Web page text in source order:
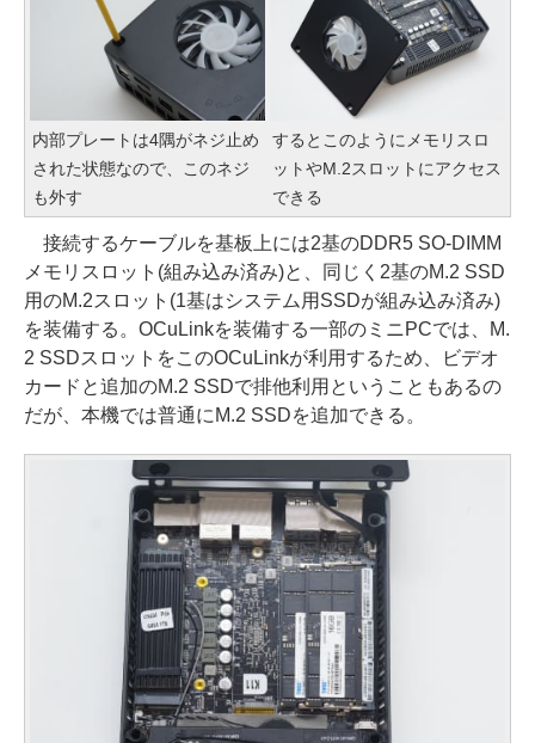
内部プレートは4隅がネジ止め
された状態なので、このネジ
も外す
するとこのようにメモリスロ
ットやM.2スロットにアクセス
できる
接続するケーブルを基板上には2基のDDR5 SO-DIMM
メモリスロット(組み込み済み)と、同じく2基のM.2 SSD
用のM.2スロット(1基はシステム用SSDが組み込み済み)
を装備する。OCuLinkを装備する一部のミニPCでは、M.
2 SSDスロットをこのOCuLinkが利用するため、ビデオ
カードと追加のM.2 SSDで排他利用ということもあるの
だが、本機では普通にM.2 SSDを追加できる。